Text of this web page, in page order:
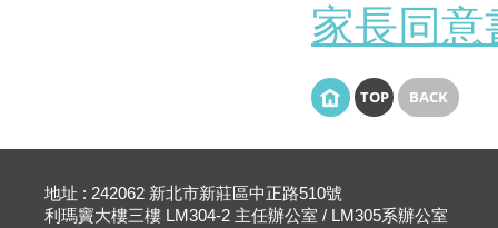
家長同意
TOP BACK
地址 : 242062 新北市新莊區中正路510號
利瑪竇大樓三樓 LM304-2 主任辦公室 / LM305系辦公室